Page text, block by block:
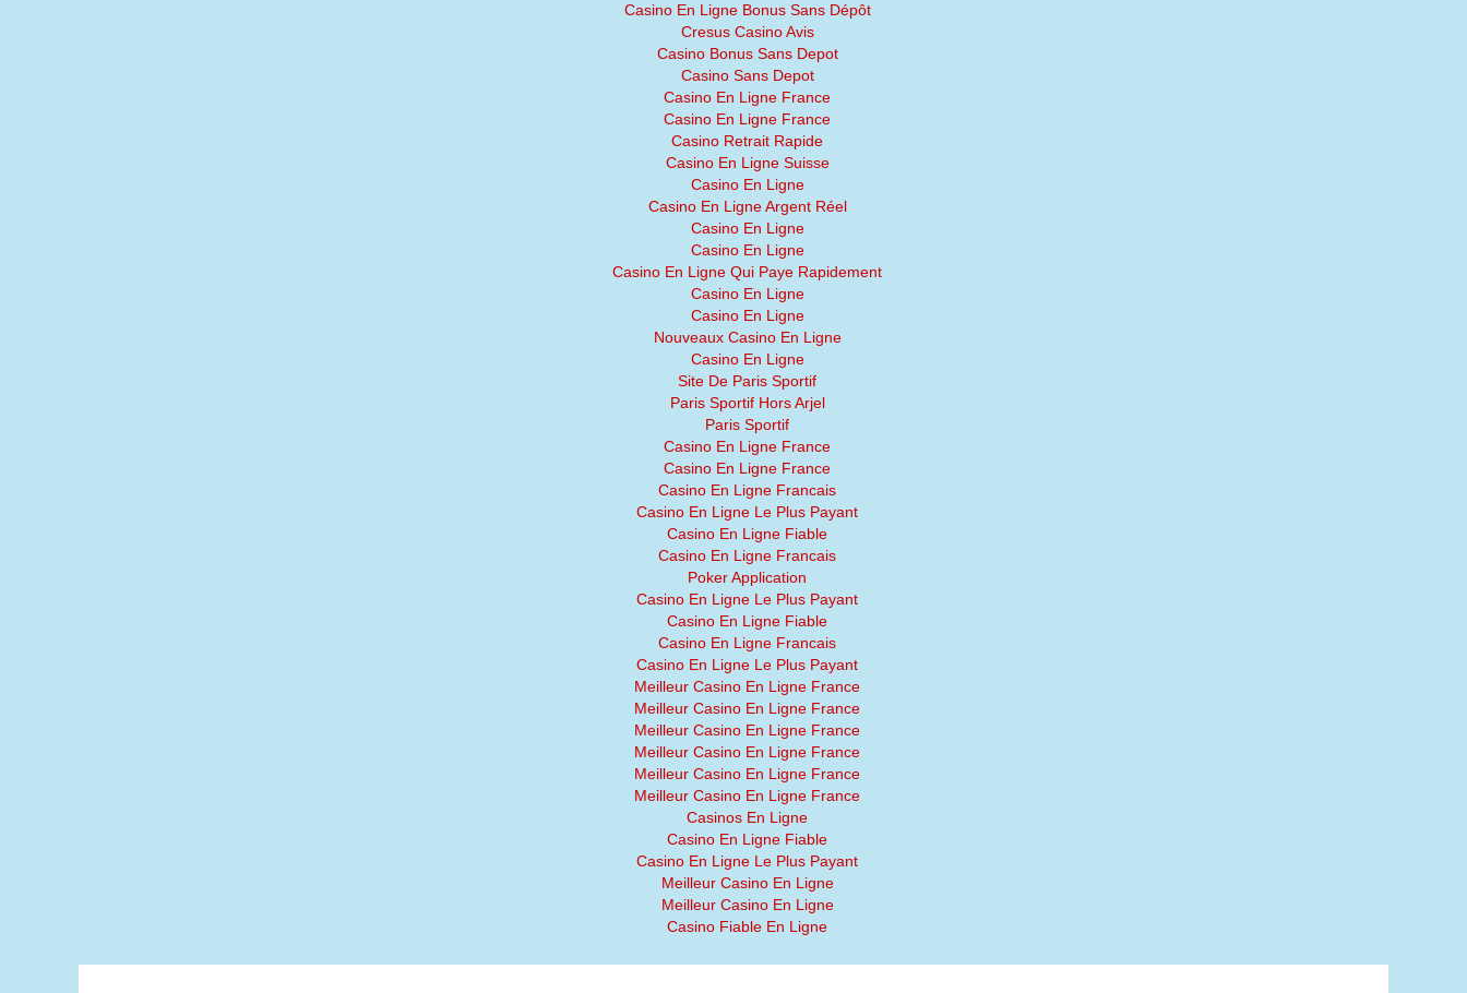
Casino En Ligne Bonus Sans Dépôt
Cresus Casino Avis
Casino Bonus Sans Depot
Casino Sans Depot
Casino En Ligne France
Casino En Ligne France
Casino Retrait Rapide
Casino En Ligne Suisse
Casino En Ligne
Casino En Ligne Argent Réel
Casino En Ligne
Casino En Ligne
Casino En Ligne Qui Paye Rapidement
Casino En Ligne
Casino En Ligne
Nouveaux Casino En Ligne
Casino En Ligne
Site De Paris Sportif
Paris Sportif Hors Arjel
Paris Sportif
Casino En Ligne France
Casino En Ligne France
Casino En Ligne Francais
Casino En Ligne Le Plus Payant
Casino En Ligne Fiable
Casino En Ligne Francais
Poker Application
Casino En Ligne Le Plus Payant
Casino En Ligne Fiable
Casino En Ligne Francais
Casino En Ligne Le Plus Payant
Meilleur Casino En Ligne France
Meilleur Casino En Ligne France
Meilleur Casino En Ligne France
Meilleur Casino En Ligne France
Meilleur Casino En Ligne France
Meilleur Casino En Ligne France
Casinos En Ligne
Casino En Ligne Fiable
Casino En Ligne Le Plus Payant
Meilleur Casino En Ligne
Meilleur Casino En Ligne
Casino Fiable En Ligne